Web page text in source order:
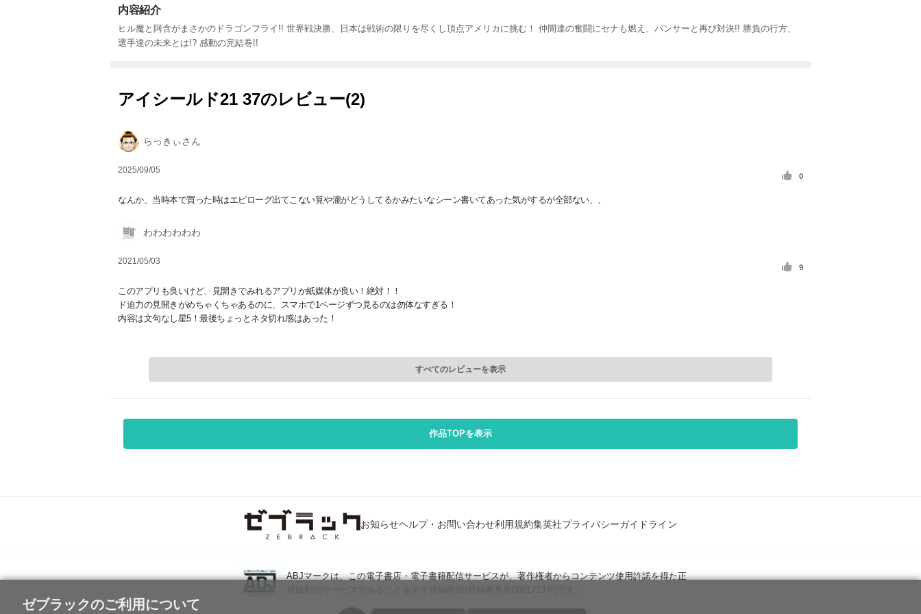
ゼブラックのご利用について
内容紹介
ヒル魔と阿含がまさかのドラゴンフライ!! 世界戦決勝、日本は戦術の限りを尽くし頂点アメリカに挑む！ 仲間達の奮闘にセナも燃え、パンサーと再び対決!! 勝負の行方、
選手達の未来とは!? 感動の完結巻!!
アイシールド21 37のレビュー(2)
らっきぃさん
2025/09/05
0
なんか、当時本で買った時はエピローグ出てこない筧や瀧がどうしてるかみたいなシーン書いてあった気がするが全部ない、、
わわわわわわ
2021/05/03
9
このアプリも良いけど、見開きでみれるアプリか紙媒体が良い！絶対！！
ド迫力の見開きがめちゃくちゃあるのに、スマホで1ページずつ見るのは勿体なすぎる！
内容は文句なし星5！最後ちょっとネタ切れ感はあった！
すべてのレビューを表示
作品TOPを表示
お知らせヘルプ・お問い合わせ利用規約集英社プライバシーガイドライン
ABJマークは、この電子書店・電子書籍配信サービスが、著作権者からコンテンツ使用許諾を得た正